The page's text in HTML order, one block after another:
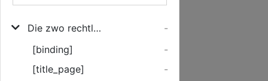
Die zwo rechtlich beleuchtete Ladestätte unsern Rhein-Türkheim und Rorheim oder gründliche Ausführung dererjenigen personal, und real-Freiheiten, Gerechtsamen, Regalien und Herrlichkeiten welche sowohl einem Erbbeständer, desselben Familie, und Leuten ... deren Ladestätten, Lagerhäusern, Gebäuden ... wie solche nicht allein der zeitherige Erbbestände ausgeübet hat ... : Mit Urkunden von Num. I-VIII, auch von A, biß Eeeee, und einigen Zusäzen
-
[binding]
-
[title_page]
-